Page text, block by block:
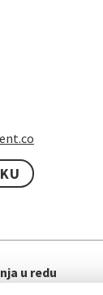
u redu